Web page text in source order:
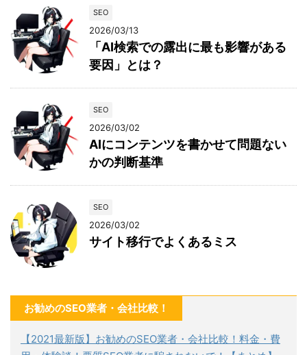
SEO
2026/03/13
「AI検索での露出に最も影響がある
要因」とは？
SEO
2026/03/02
AIにコンテンツを書かせて問題ない
かの判断基準
SEO
2026/03/02
サイト移行でよくあるミス
お勧めのSEO業者・会社比較！
【2021最新版】お勧めのSEO業者・会社比較！料金・費